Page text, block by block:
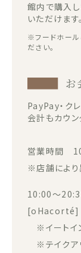
館内で購入
いただけます。
※フードホール
ださい。
お
PayPay・ク
会計もカウ
営業時間
※店舗により
10:00～
※イートイ
※テイクア